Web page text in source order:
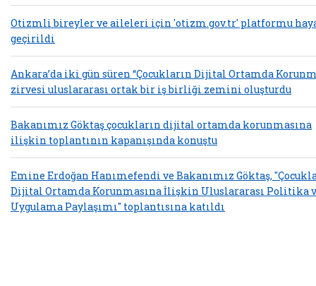
Otizmli bireyler ve aileleri için 'otizm.gov.tr' platformu
geçirildi
Ankara’da iki gün süren “Çocukların Dijital Ortamda
zirvesi uluslararası ortak bir iş birliği zemini oluşturdu
Bakanımız Göktaş çocukların dijital ortamda korunmasına
ilişkin toplantının kapanışında konuştu
Emine Erdoğan Hanımefendi ve Bakanımız Göktaş,
Dijital Ortamda Korunmasına İlişkin Uluslararası Politika
Uygulama Paylaşımı" toplantısına katıldı